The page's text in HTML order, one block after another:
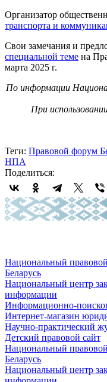
Организатор
транспорта и
Свои замечания и
специальной теме на
марта 2025 г.
По информации
При
Теги: Правовой форум
НПА
Поделиться:
Национальный
Беларусь
Национальный центр
информации
Информационно-
Интернет-магазин
Научно-практический
Детский правовой сайт
Национальный
Беларусь
Национальный центр